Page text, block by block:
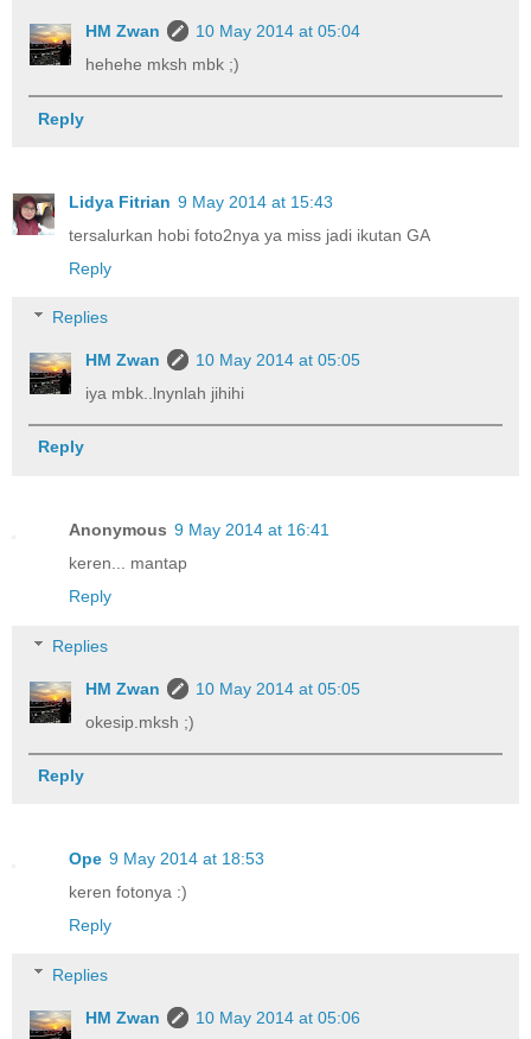
HM Zwan
10 May 2014 at 05:04
hehehe mksh mbk ;)
Reply
Lidya Fitrian 9 May 2014 at 15:43
tersalurkan hobi foto2nya ya miss jadi ikutan GA
Reply
Replies
HM Zwan
10 May 2014 at 05:05
iya mbk..lnynlah jihihi
Reply
Anonymous 9 May 2014 at 16:41
keren... mantap
Reply
Replies
HM Zwan
10 May 2014 at 05:05
okesip.mksh ;)
Reply
Ope 9 May 2014 at 18:53
keren fotonya :)
Reply
Replies
HM Zwan
10 May 2014 at 05:06